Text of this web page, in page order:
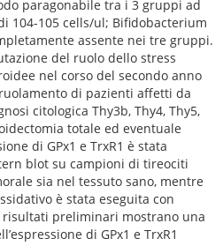
paragonabile tra i 3 gruppi ad
104-105 cells/ul; Bifidobacterium
assente nei tre gruppi.
del ruolo dello stress
nel corso del secondo anno
di pazienti affetti da
citologica Thy3b, Thy4, Thy5,
totale ed eventuale
di GPx1 e TrxR1 è stata
blot su campioni di tireociti
sia nel tessuto sano, mentre
è stata eseguita con
risultati preliminari mostrano una
di GPx1 e TrxR1